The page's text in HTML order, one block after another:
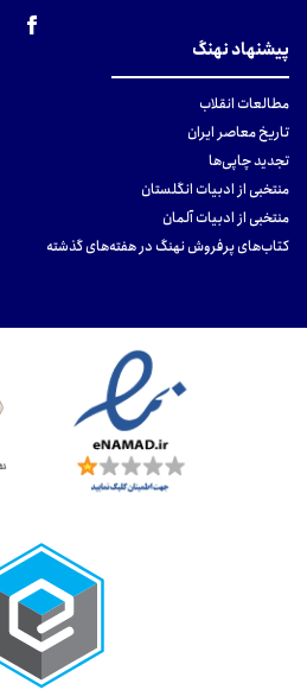
پیشنهاد نهنگ
مطالعات انقلاب
تاریخ معاصر ایران
تجدید چاپی‌ها
منتخبی از ادبیات انگلستان
منتخبی از ادبیات آلمان
کتاب‌های پرفروش نهنگ در هفته‌های گذشته